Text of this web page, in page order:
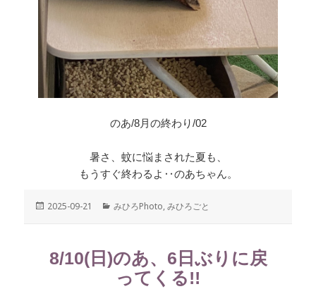
のあ/8月の終わり/02
暑さ、蚊に悩まされた夏も、
もうすぐ終わるよ‥のあちゃん。
投
2025-09-21
カ
ー
みひろPhoto,みひろごと
8/10(日)のあ、6日ぶりに戻
ってくる!!